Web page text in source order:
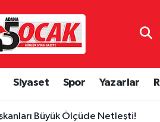
Siyaset Spor Yazarlar
Büyük Ölçüde Netleşti!